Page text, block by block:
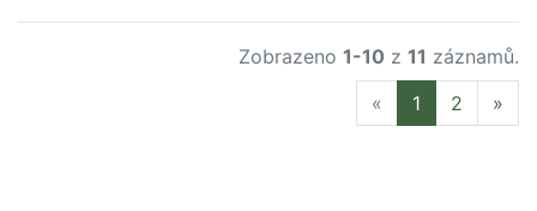
Zobrazeno 1-10 z 11 záznamů.
« Previous
1 2 »